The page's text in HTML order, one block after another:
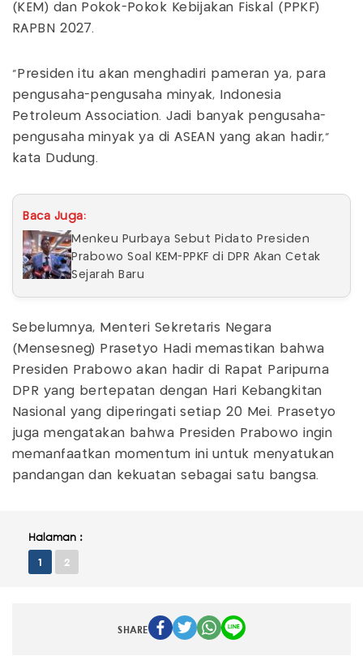
(KEM) dan Pokok-Pokok Kebijakan Fiskal (PPKF)
RAPBN 2027.
“Presiden itu akan menghadiri pameran ya, para
pengusaha-pengusaha minyak, Indonesia
Petroleum Association. Jadi banyak pengusaha-
pengusaha minyak ya di ASEAN yang akan hadir,”
kata Dudung.
Baca Juga:
Menkeu Purbaya Sebut Pidato Presiden
Prabowo Soal KEM-PPKF di DPR Akan Cetak
Sejarah Baru
Sebelumnya, Menteri Sekretaris Negara
(Mensesneg) Prasetyo Hadi memastikan bahwa
Presiden Prabowo akan hadir di Rapat Paripurna
DPR yang bertepatan dengan Hari Kebangkitan
Nasional yang diperingati setiap 20 Mei. Prasetyo
juga mengatakan bahwa Presiden Prabowo ingin
memanfaatkan momentum ini untuk menyatukan
pandangan dan kekuatan sebagai satu bangsa.
Halaman :
1 2
SHARE